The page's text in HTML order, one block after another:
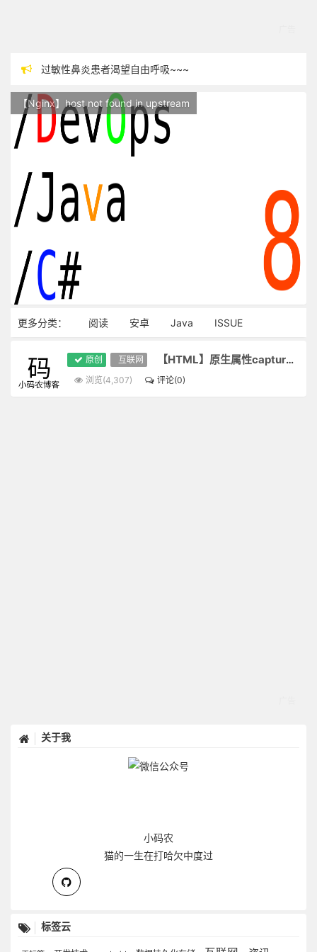
过敏性鼻炎患者渴望自由呼吸~~~
站点随时调整中，如果不能访问，请稍等片刻
反对日本核废水排海
【Nginx】host not found in upstream
更多分类： 阅读 安卓 Java ISSUE
原创 互联网 【HTML】原生属性capture访问相机
浏览(4,307) 评论(0)
关于我
小码农
猫的一生在打哈欠中度过
标签云